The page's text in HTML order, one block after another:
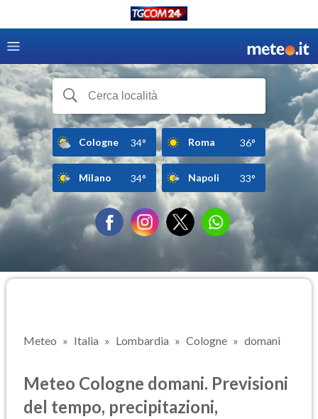
Cologne 34° Roma 36°
Milano 34° Napoli 33°
Meteo Italia Lombardia Cologne domani
Meteo Cologne domani. Previsioni
del tempo, precipitazioni,